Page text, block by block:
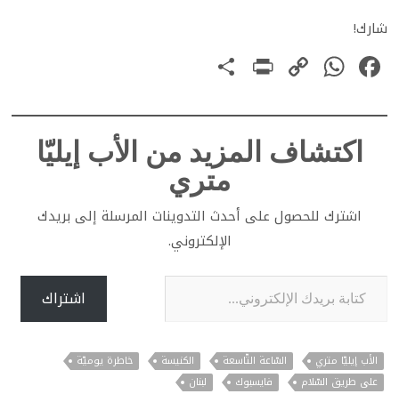
عن قريته في البقاع وعن
الجنوب وبيروت... بكى عندما
روى لنا…
شارك!
Facebook
WhatsApp
Copy
PrintFriendly
اكتشاف المزيد من الأب إيليّا
متري
اشترك للحصول على أحدث التدوينات المرسلة إلى بريدك
الإلكتروني.
كتابة بريدك الإلكتروني...
اشتراك
الأب إيليّا متري السّاعة التّاسعة الكنيسة
خاطرة يوميّة
على طريق السّلام
فايسبوك لبنان